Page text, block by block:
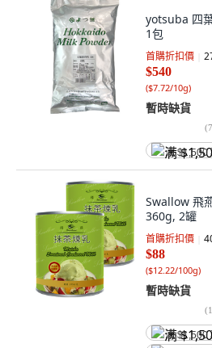
yotsuba 四
1包
首購折扣價
$540
($7.72/10g)
暫時缺貨
(7
满 $1,500
Swallow 飛
360g, 2罐
首購折扣價
$88
($12.22/100g)
暫時缺貨
(
满 $1,500